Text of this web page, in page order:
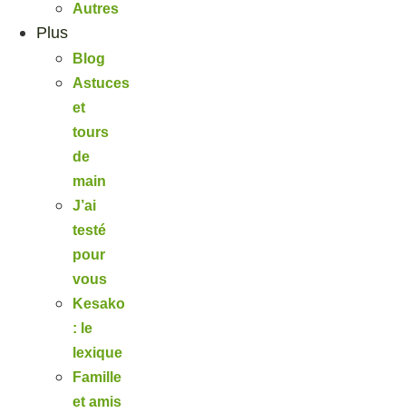
Autres
Plus
Blog
Astuces
et
tours
de
main
J’ai
testé
pour
vous
Kesako
: le
lexique
Famille
et amis